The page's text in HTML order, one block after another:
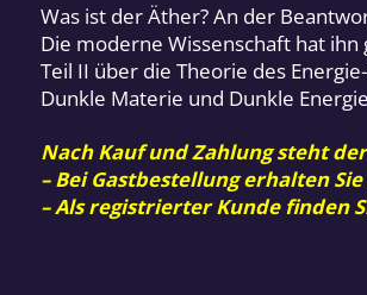
Was ist der Äther? An der
Die moderne Wissenschaft hat
Teil II über die Theorie des
Dunkle Materie und Dunkle
Nach Kauf und Zahlung steht
– Bei Gastbestellung erhalten
– Als registrierter Kunde finden